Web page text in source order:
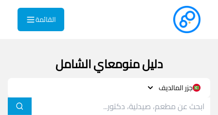
القائمة
دليل منومعاي الشامل
جزر المالديف